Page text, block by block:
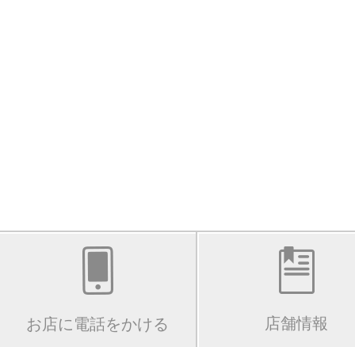
お店に電話をかける 店舗情報